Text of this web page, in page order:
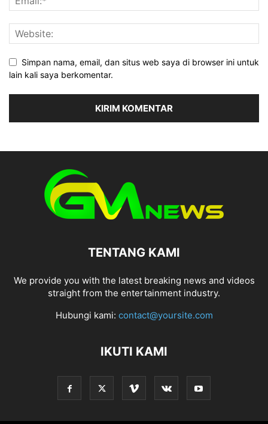
Simpan nama, email, dan situs web saya di browser ini untuk
lain kali saya berkomentar.
TENTANG KAMI
We provide you with the latest breaking news and videos
straight from the entertainment industry.
Hubungi kami: contact@yoursite.com
IKUTI KAMI